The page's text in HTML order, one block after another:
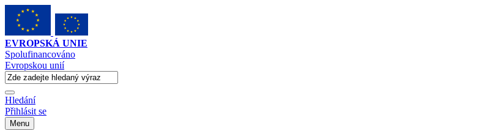
EVROPSKÁ UNIE
Spolufinancováno
Evropskou unií
Hledání
Přihlásit se
Menu